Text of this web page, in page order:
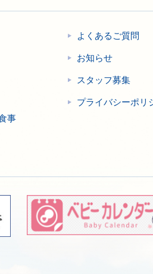
事
よくあるご質問
お知らせ
スタッフ募集
プライバシーポリ